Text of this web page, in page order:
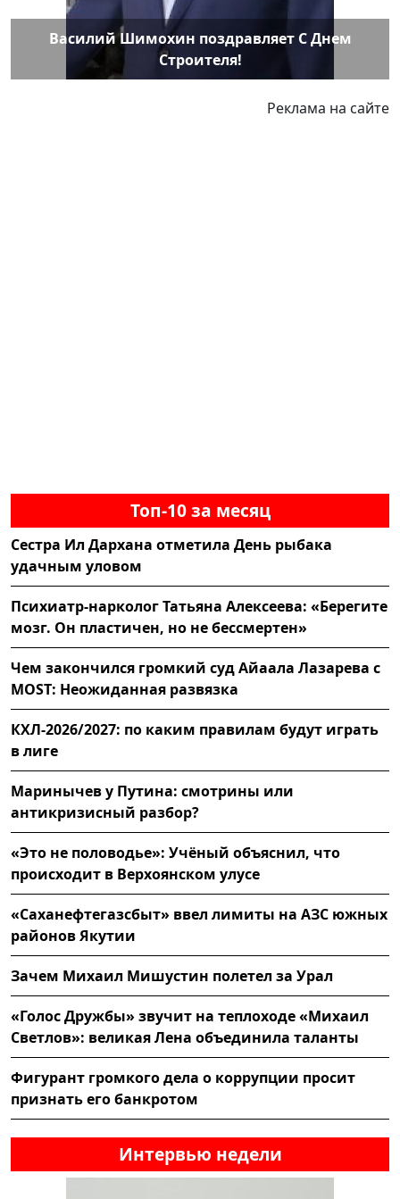
Василий Шимохин поздравляет С Днем
Строителя!
Реклама на сайте
Топ-10 за месяц
Сестра Ил Дархана отметила День рыбака
удачным уловом
Психиатр-нарколог Татьяна Алексеева: «Берегите
мозг. Он пластичен, но не бессмертен»
Чем закончился громкий суд Айаала Лазарева с
MOST: Неожиданная развязка
КХЛ-2026/2027: по каким правилам будут играть
в лиге
Маринычев у Путина: смотрины или
антикризисный разбор?
«Это не половодье»: Учёный объяснил, что
происходит в Верхоянском улусе
«Саханефтегазсбыт» ввел лимиты на АЗС южных
районов Якутии
Зачем Михаил Мишустин полетел за Урал
«Голос Дружбы» звучит на теплоходе «Михаил
Светлов»: великая Лена объединила таланты
Фигурант громкого дела о коррупции просит
признать его банкротом
Интервью недели